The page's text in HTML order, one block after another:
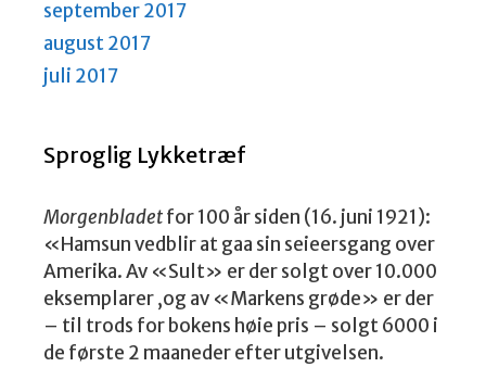
september 2017
august 2017
juli 2017
Sproglig Lykketræf
Morgenbladetfor 100 år siden (16. juni 1921):
«Hamsun vedblir at gaa sin seieersgang over
Amerika. Av «Sult» er der solgt over 10.000
eksemplarer ,og av «Markens grøde» er der
– til trods for bokens høie pris – solgt 6000 i
de første 2 maaneder efter utgivelsen.